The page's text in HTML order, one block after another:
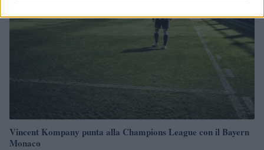
Vincent Kompany punta alla Champions League con il Bayern
Monaco